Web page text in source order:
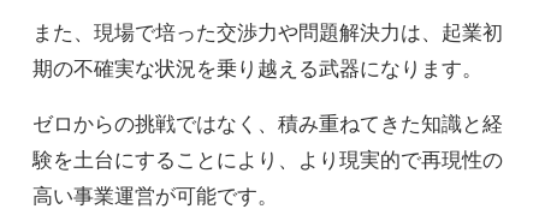
また、現場で培った交渉力や問題解決力は、起業初
期の不確実な状況を乗り越える武器になります。
ゼロからの挑戦ではなく、積み重ねてきた知識と経
験を土台にすることにより、より現実的で再現性の
高い事業運営が可能です。